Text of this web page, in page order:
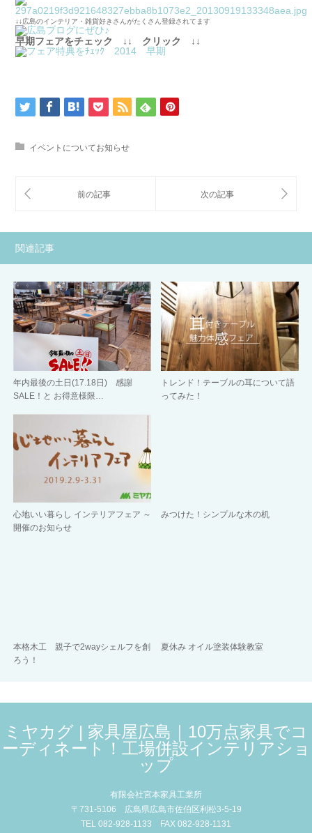
↓↓広島のインテリア・雑貨好きさんがたくさん登録されてます
早期フェアをチェック ↓↓ クリック ↓↓
イベントについてお知らせ
関連記事
年内最後の土日(17.18日) 感謝
SALE！と お得意様限…
トレンド！テーブルの耳について語
ってみた！
心地いい暮らし インテリアフェア ～
開催のお知らせ
みつけた！シンプルな木の机
本格木工 親子で2wayシェルフを創
ろう！
夏休み オイル塗装体験教室
ミヤカグ | 家具屋広島｜10万点家具でコ
ーディネート！工場併設インテリアショ
ップ
有限会社宮本家具工業所
〒731-5106 広島県広島市佐伯区利松3-5-19
TEL 082-928-1133 FAX 082-928-1131